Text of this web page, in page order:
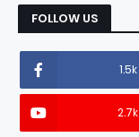
FOLLOW US
1.5k
2.7k